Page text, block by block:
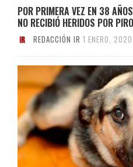
POR PRIMERA VEZ EN 38
NO RECIBIÓ HERIDOS POR
REDACCIÓN IR 1 ENERO, 2020